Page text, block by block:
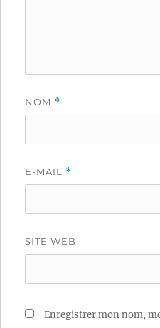
NOM *
E-MAIL *
SITE WEB
Enregistrer mon nom,